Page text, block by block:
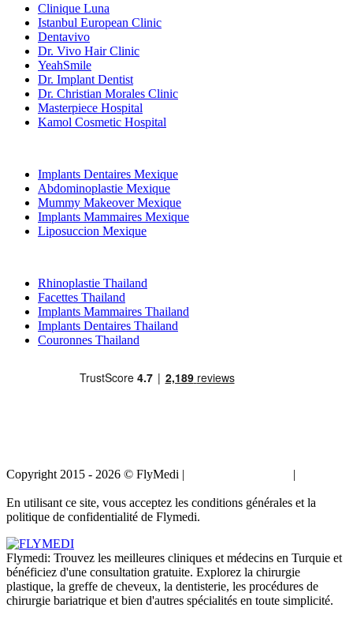
Clinique Luna
Istanbul European Clinic
Dentavivo
Dr. Vivo Hair Clinic
YeahSmile
Dr. Implant Dentist
Dr. Christian Morales Clinic
Masterpiece Hospital
Kamol Cosmetic Hospital
Implants Dentaires Mexique
Abdominoplastie Mexique
Mummy Makeover Mexique
Implants Mammaires Mexique
Liposuccion Mexique
Rhinoplastie Thailand
Facettes Thailand
Implants Mammaires Thailand
Implants Dentaires Thailand
Couronnes Thailand
Copyright 2015 - 2026 © FlyMedi | |
En utilisant ce site, vous acceptez les conditions générales et la
politique de confidentialité de Flymedi.
Flymedi: Trouvez les meilleures cliniques et médecins en Turquie et
bénéficiez d'une consultation gratuite. Explorez la chirurgie
plastique, la greffe de cheveux, la dentisterie, les procédures de
chirurgie bariatrique et bien d'autres spécialités en toute simplicité.